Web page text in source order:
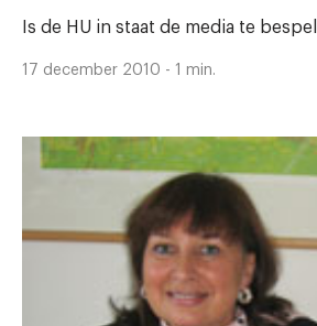
Is de HU in staat de media te
17 december 2010 - 1 min.